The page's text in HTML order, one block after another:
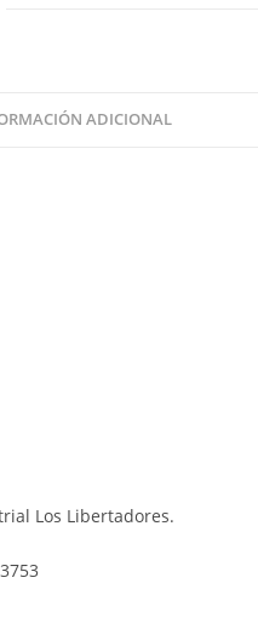
ADICIONAL
Los Libertadores.